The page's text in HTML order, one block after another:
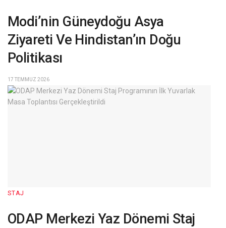
Modi’nin Güneydoğu Asya
Ziyareti Ve Hindistan’ın Doğu
Politikası
17 TEMMUZ 2026
STAJ
ODAP Merkezi Yaz Dönemi Staj